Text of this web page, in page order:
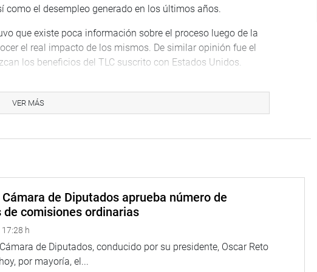
el desempleo generado en los últimos años.
que existe poca información sobre el proceso luego de la
el real impacto de los mismos. De similar opinión fue el
los beneficios del TLC suscrito con Estados Unidos.
General de Trabajadores del Perú; y Ana
Equidad.
del Perú busca fortalecer la integración del Perú al
peruanas y los flujos de inversión; generar mayor eficiencia
vida de los peruanos.
crecieron a 33 por ciento, tanto las tradicionales
acuerdos, Unión Europea, Estados Unidos y China,
tradicionales.
número promedio de trabajadores en empresas que
se incrementó en 23.4 por ciento.
VER MÁS
de Diputados aprueba número de
comisiones ordinarias
h
de Diputados, conducido por su presidente, Oscar Reto
por mayoría, el...